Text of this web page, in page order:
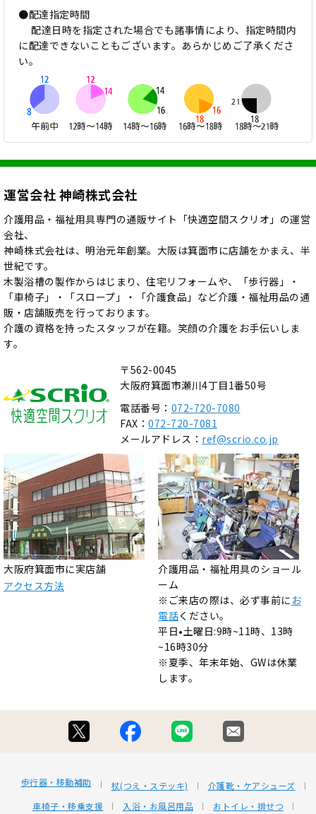
●配達指定時間
配達日時を指定された場合でも諸事情により、指定時間内
に配達できないこともございます。あらかじめご了承くださ
い。
運営会社 神崎株式会社
介護用品・福祉用具専門の通販サイト「快適空間スクリオ」の運営
会社、
神崎株式会社は、明治元年創業。大阪は箕面市に店舗をかまえ、半
世紀です。
木製浴槽の製作からはじまり、住宅リフォームや、「歩行器」・
「車椅子」・「スロープ」・「介護食品」など介護・福祉用品の通
販・店舗販売を行っております。
介護の資格を持ったスタッフが在籍。笑顔の介護をお手伝いしま
す。
〒562-0045
大阪府箕面市瀬川4丁目1番50号
電話番号： 072-720-7080
FAX： 072-720-7081
メールアドレス： ref@scrio.co.jp
大阪府箕面市に実店舗
アクセス方法
介護用品・福祉用具のショール
ーム
※ご来店の際は、必ず事前に お
電話ください。
平日•土曜日:9時~11時、13時
~16時30分
※夏季、年末年始、GWは休業
します。
歩行器・移動補助 杖(つえ・ステッキ)
介護靴・ケアシューズ
車椅子・移乗支援
入浴・お風呂用品 おトイレ・排せつ